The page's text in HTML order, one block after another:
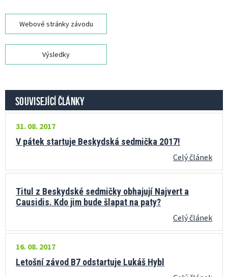
Webové stránky závodu
Výsledky
SOUVISEJÍCÍ ČLÁNKY
31. 08. 2017
V pátek startuje Beskydská sedmička 2017!
Celý článek
Titul z Beskydské sedmičky obhajují Najvert a
Causidis. Kdo jim bude šlapat na paty?
Celý článek
16. 08. 2017
Letošní závod B7 odstartuje Lukáš Hybl